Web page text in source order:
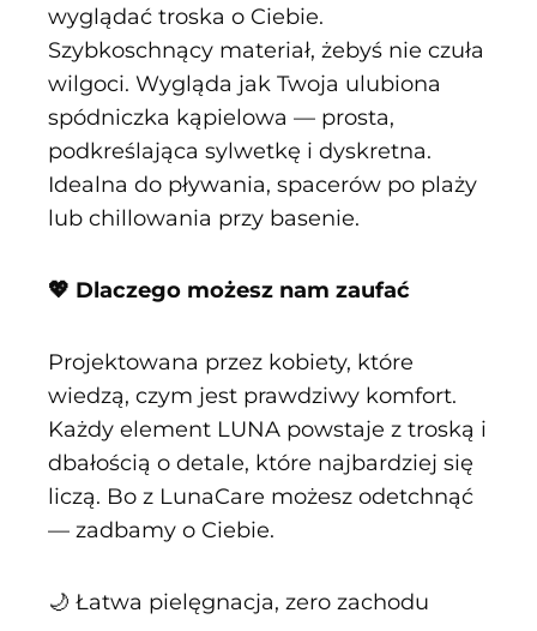
wyglądać troska o Ciebie.
Szybkoschnący materiał, żebyś nie czuła
wilgoci. Wygląda jak Twoja ulubiona
spódniczka kąpielowa — prosta,
podkreślająca sylwetkę i dyskretna.
Idealna do pływania, spacerów po plaży
lub chillowania przy basenie.
💖 Dlaczego możesz nam zaufać
Projektowana przez kobiety, które
wiedzą, czym jest prawdziwy komfort.
Każdy element LUNA powstaje z troską i
dbałością o detale, które najbardziej się
liczą. Bo z LunaCare możesz odetchnąć
— zadbamy o Ciebie.
🌙 Łatwa pielęgnacja, zero zachodu